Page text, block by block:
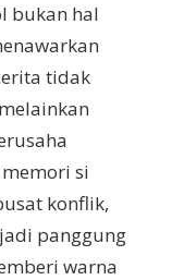
bukan hal
tidak
si
konflik,
panggung
warna